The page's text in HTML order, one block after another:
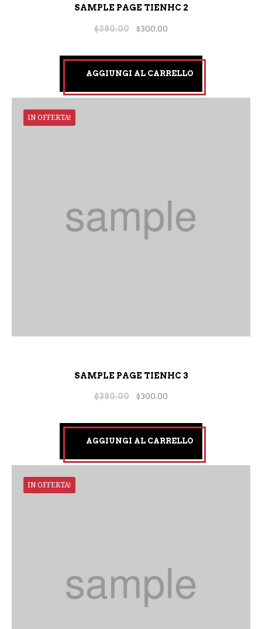
SAMPLE PAGE TIENHC 2
$380.00 $300.00
AGGIUNGI AL CARRELLO
IN OFFERTA!
SAMPLE PAGE TIENHC 3
$380.00 $300.00
AGGIUNGI AL CARRELLO
IN OFFERTA!